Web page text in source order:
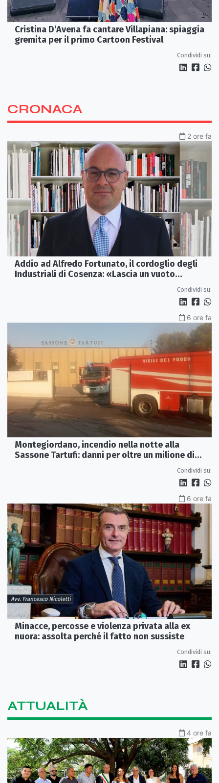
Cristina D’Avena fa cantare Villapiana: spiaggia
gremita per il primo Cartoon Festival
Condividi su:
CRONACA
2 ore fa
Addio ad Alfredo Fortunato, il cordoglio degli
Industriali di Cosenza: «Lascia un vuoto
Condividi su:
6 ore fa
Montegiordano, incendio nella notte alla
Sassone Tartufi: danni per oltre un milione di
Condividi su:
6 ore fa
Minacce, percosse e violenza privata alla ex
nuora: assolta perché il fatto non sussiste
Condividi su:
ATTUALITÀ
4 ore fa